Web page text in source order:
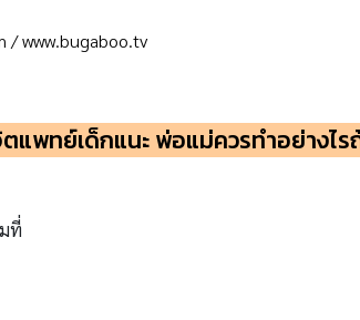
/ www.bugaboo.tv
แพทย์เด็กแนะ พ่อแม่ควรทำอย่างไร
ที่